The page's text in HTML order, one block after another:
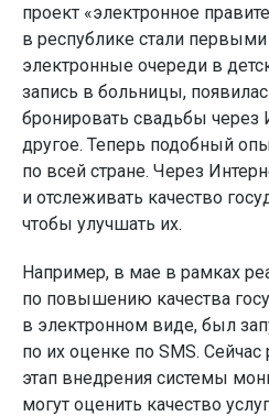
проект «электронное
в республике стали
электронные очереди в
запись в больницы,
бронировать свадьбы через
другое. Теперь подобный
по всей стране. Через
и отслеживать качество
чтобы улучшать их.
Например, в мае в рамках
по повышению качества
в электронном виде, был
по их оценке по SMS.
этап внедрения системы
могут оценить качество